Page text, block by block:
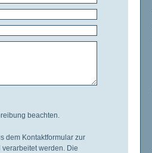
beachten.
dem Kontaktformular zur
werden. Die